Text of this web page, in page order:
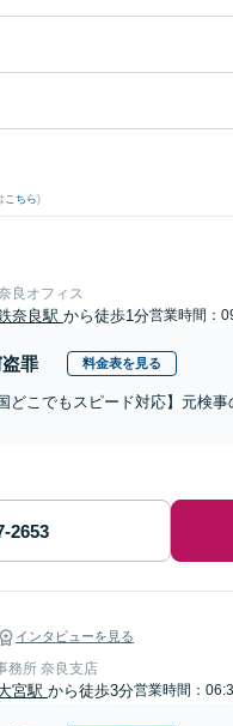
こちら)
良オフィス
奈良駅 から徒歩1分営業時間：
罪 料金表を見る
どこでもスピード対応】元検
インタビューを見る
務所 奈良支店
宮駅 から徒歩3分営業時間：